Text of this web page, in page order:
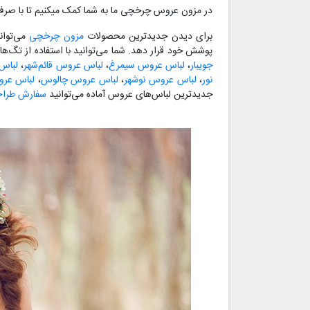
در مزون عروس چرخچی ما به شما کمک می‎کنیم تا با صرف یک هزینه معقول بهترین و خاص‌ترین لباس ممکن را تن کنید.
برای دیدن جدیدترین محصولاتمزون چرخچی
پوشش خود قرار دهد. شما می‌توانید با استفاده از
جویبار، لباس عروس سیمرغ، لباس عروس قائم‌شهر،
نور، لباس عروس نوشهر، لباس عروس چالوس، لباس
جدیدترین لباس‌های عروس آماده می‌توانید سفارش